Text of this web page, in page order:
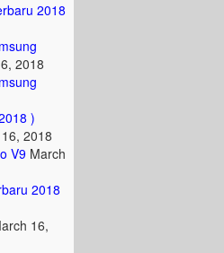
2018
2018
)
2018
V9 March
2018
16,